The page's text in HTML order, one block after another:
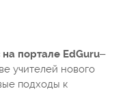
портале EdGuru–
учителей нового
подходы к